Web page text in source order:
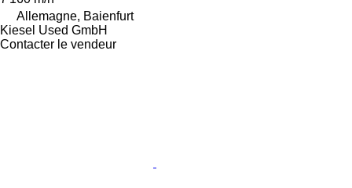
Allemagne, Baienfurt
Kiesel Used GmbH
Contacter le vendeur